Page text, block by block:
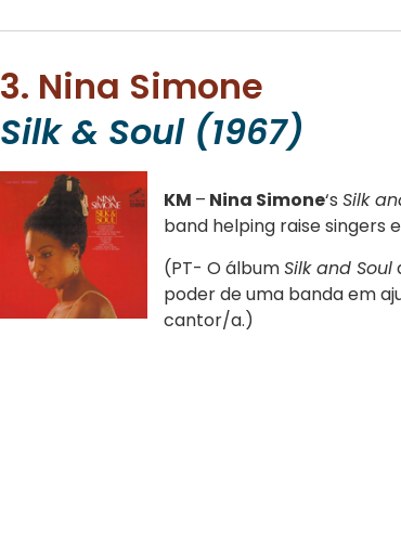
3. Nina Simone
Silk & Soul (1967)
KM – Nina Simone‘s Silk
band helping raise singers
(PT- O álbumSilk and Soul
poder de uma banda em
cantor/a.)